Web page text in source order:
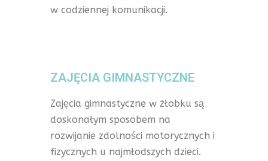
w codziennej komunikacji.
ZAJĘCIA GIMNASTYCZNE
Zajęcia gimnastyczne w żłobku są
doskonałym sposobem na
rozwijanie zdolności motorycznych i
fizycznych u najmłodszych dzieci.